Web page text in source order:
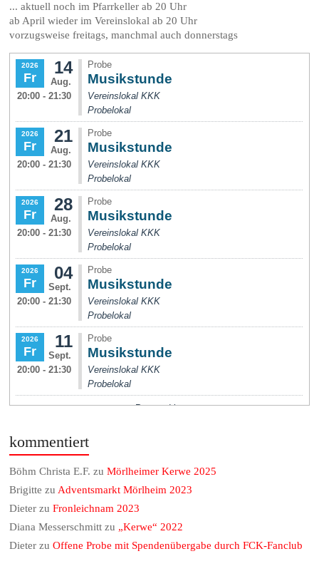
... aktuell noch im Pfarrkeller ab 20 Uhr
ab April wieder im Vereinslokal ab 20 Uhr
vorzugsweise freitags, manchmal auch donnerstags
kommentiert
Böhm Christa E.F. zuMörlheimer Kerwe 2025
Brigitte zu Adventsmarkt Mörlheim 2023
Dieter zuFronleichnam 2023
Diana Messerschmitt zu „Kerwe“ 2022
Dieter zuOffene Probe mit Spendenübergabe durch FCK-Fanclub